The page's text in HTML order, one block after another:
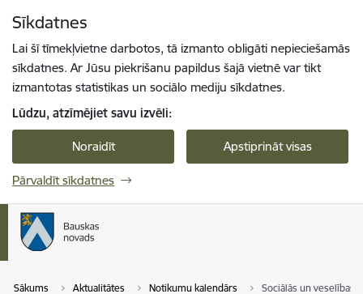
Sīkdatnes
Lai šī tīmekļvietne darbotos, tā izmanto obligāti nepieciešamās
sīkdatnes. Ar Jūsu piekrišanu papildus šajā vietnē var tikt
izmantotas statistikas un sociālo mediju sīkdatnes.
Lūdzu, atzīmējiet savu izvēli:
Noraidīt Apstiprināt visas
Pārvaldīt sīkdatnes
Sākums Aktualitātes Notikumu kalendārs Sociālās un veselības